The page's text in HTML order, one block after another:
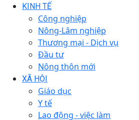
KINH TẾ
Công nghiệp
Nông-Lâm nghiệp
Thương mại - Dịch vụ
Đầu tư
Nông thôn mới
XÃ HỘI
Giáo dục
Y tế
Lao động - việc làm